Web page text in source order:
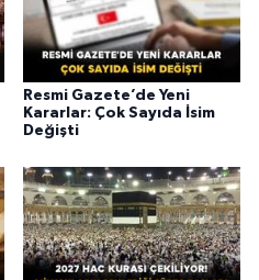
Resmi Gazete’de Yeni
Kararlar: Çok Sayıda İsim
Değişti